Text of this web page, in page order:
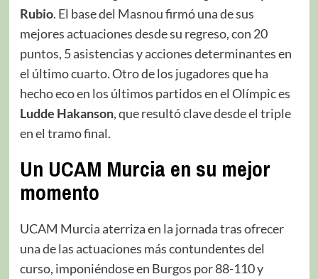
Rubio. El base del Masnou firmó una de sus
mejores actuaciones desde su regreso, con 20
puntos, 5 asistencias y acciones determinantes en
el último cuarto. Otro de los jugadores que ha
hecho eco en los últimos partidos en el Olímpic es
Ludde Hakanson, que resultó clave desde el triple
en el tramo final.
Un UCAM Murcia en su mejor
momento
UCAM Murcia aterriza en la jornada tras ofrecer
una de las actuaciones más contundentes del
curso, imponiéndose en Burgos por 88-110 y